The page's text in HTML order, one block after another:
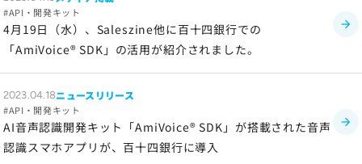
API・開発キット
4月19日（水）、Saleszine他に百十四銀行での
「AmiVoice® SDK」の活用が紹介されました。
2023.04.18ニュースリリース
API・開発キット
AI音声認識開発キット「AmiVoice® SDK」が搭載された音声
認識スマホアプリが、百十四銀行に導入